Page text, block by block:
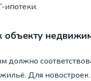
ипотеки.
объекту
должно
Для новостроек